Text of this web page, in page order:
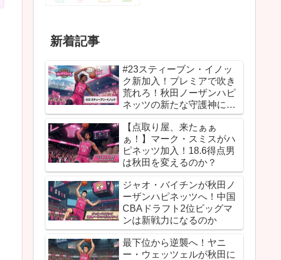
新着記事
#23スティーブン・イノッ
ク新加入！プレミアで吹き
荒れろ！秋田ノーザンハピ
ネッツの新たな守護神にな
るか
【点取り屋、来たぁぁ
ぁ！】マーク・スミスがハ
ピネッツ加入！18.6得点男
は秋田を変えるのか？
ジャオ・バイチンが秋田ノ
ーザンハピネッツへ！中国
CBAドラフト2位ビッグマ
ンは新戦力になるのか
最下位から逆襲へ！ヤニ
ー・ウェッツェルが秋田に